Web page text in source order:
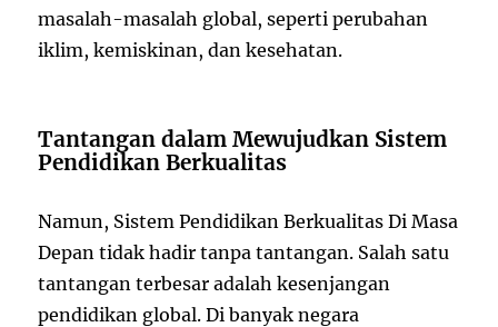
masalah-masalah global, seperti perubahan
iklim, kemiskinan, dan kesehatan.
Tantangan dalam Mewujudkan Sistem
Pendidikan Berkualitas
Namun, Sistem Pendidikan Berkualitas Di Masa
Depan tidak hadir tanpa tantangan. Salah satu
tantangan terbesar adalah kesenjangan
pendidikan global. Di banyak negara